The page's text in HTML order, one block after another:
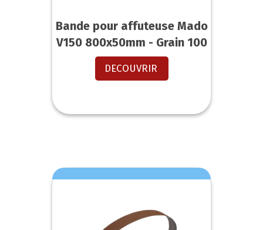
Bande pour affuteuse Mado
V150 800x50mm - Grain 100
DECOUVRIR